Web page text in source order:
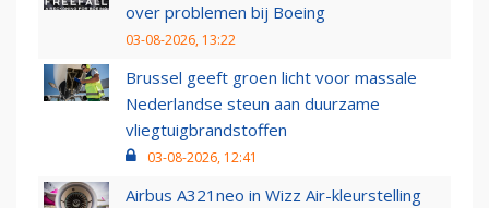
over problemen bij Boeing
03-08-2026, 13:22
Brussel geeft groen licht voor massale
Nederlandse steun aan duurzame
vliegtuigbrandstoffen
03-08-2026, 12:41
Airbus A321neo in Wizz Air-kleurstelling